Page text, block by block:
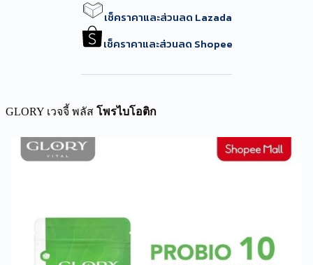
เช็คราคาและส่วนลด Lazada
เช็คราคาและส่วนลด Shopee
GLORY เวจจี้ พลัส โพรไบโอติก